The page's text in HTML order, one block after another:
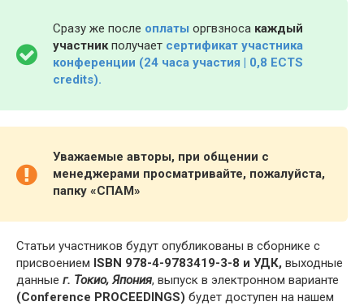
Сразу же после оплаты оргвзноса каждый
участникполучает сертификат участника
конференции (24 часа участия | 0,8 ECTS
credits).
Уважаемые авторы, при общении с
менеджерами просматривайте, пожалуйста,
папку «СПАМ»
Статьи участников будут опубликованы в сборнике с
присвоением ISBN 978-4-9783419-3-8 и УДК, выходные
данные г. Токио, Япония, выпуск в электронном варианте
(Conference PROCEEDINGS) будет доступен на нашем